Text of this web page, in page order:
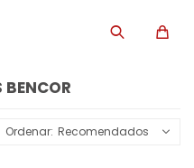
BENCOR
Recomendados